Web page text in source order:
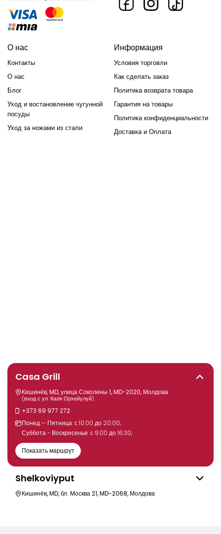
О нас
Контакты
О нас
Блог
Уход и востановление чугунной
посуды
Уход за ножами из стали
Информация
Условия торговли
Как сделать заказ
Политика возврата товара
Гарантия на товары
Политика конфиденциальности
Доставка и Оплата
Casa Grill
Кишинёв, MD, улица Соколены 1, MD-2020, Молдова
(вход с ул. Каля Орхейулуй)
+373 69 977 272
Понед.— Пятница: с 10:00 до 20:00;
Суббота - Воскресенье: с 9:00 до 16:30;
Показать маршрут
Shelkoviyput
Кишинёв, MD, бл. Москва 21, MD-2068, Молдова